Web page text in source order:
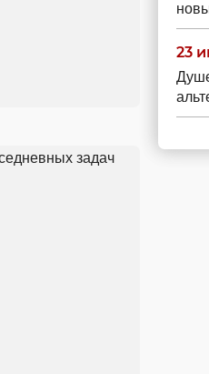
23